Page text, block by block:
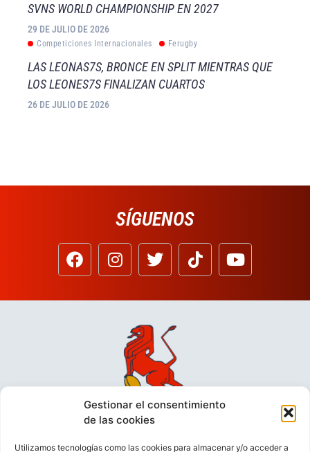
Gestionar el consentimiento
de las cookies
Utilizamos tecnologías como las cookies para almacenar y/o acceder a
SVNS WORLD CHAMPIONSHIP EN 2027
29 DE JULIO DE 2026
Competiciones Internacionales Ferugby
LAS LEONAS7S, BRONCE EN SPLIT MIENTRAS QUE
LOS LEONES7S FINALIZAN CUARTOS
26 DE JULIO DE 2026
SÍGUENOS